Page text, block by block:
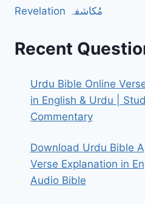
Revelation مُکاشفہ
Recent
Urdu Bible Online
in English & Urdu |
Commentary
Download Urdu Bible
Verse Explanation in
Audio Bible